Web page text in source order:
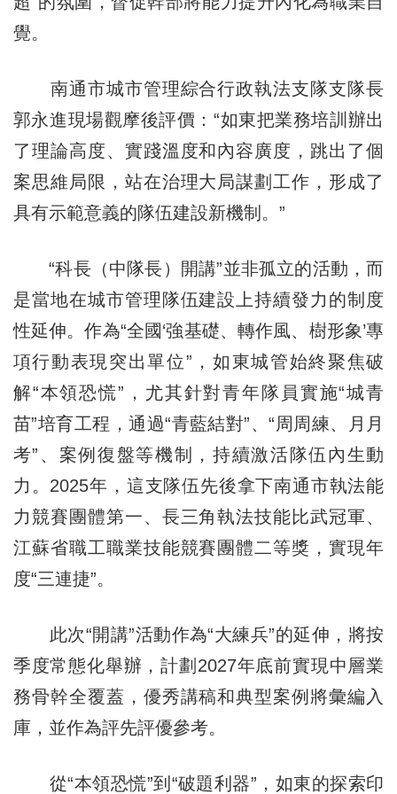
覺。
南通市城市管理綜合行政執法支隊支隊長
郭永進現場觀摩後評價：“如東把業務培訓辦出
了理論高度、實踐溫度和內容廣度，跳出了個
案思維局限，站在治理大局謀劃工作，形成了
具有示範意義的隊伍建設新機制。”
“科長（中隊長）開講”並非孤立的活動，而
是當地在城市管理隊伍建設上持續發力的制度
性延伸。作為“全國‘強基礎、轉作風、樹形象’專
項行動表現突出單位”，如東城管始終聚焦破
解“本領恐慌”，尤其針對青年隊員實施“城青
苗”培育工程，通過“青藍結對”、“周周練、月月
考”、案例復盤等機制，持續激活隊伍內生動
力。2025年，這支隊伍先後拿下南通市執法能
力競賽團體第一、長三角執法技能比武冠軍、
江蘇省職工職業技能競賽團體二等獎，實現年
度“三連捷”。
此次“開講”活動作為“大練兵”的延伸，將按
季度常態化舉辦，計劃2027年底前實現中層業
務骨幹全覆蓋，優秀講稿和典型案例將彙編入
庫，並作為評先評優參考。
從“本領恐慌”到“破題利器”，如東的探索印